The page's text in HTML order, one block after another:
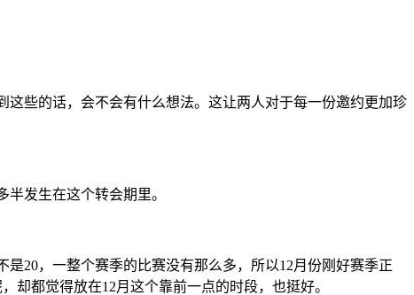
些的话，会不会有什么想法。这让两人对于每一份邀约更加珍
发生在这个转会期里。
20，一整个赛季的比赛没有那么多，所以12月份刚好赛季正
却都觉得放在12月这个靠前一点的时段，也挺好。